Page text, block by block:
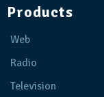
Products
Web
Radio
Television